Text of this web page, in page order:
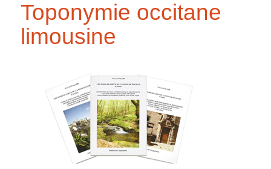
Toponymie occitane
limousine